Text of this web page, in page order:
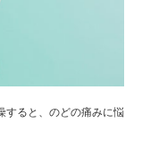
すると、のどの痛みに悩